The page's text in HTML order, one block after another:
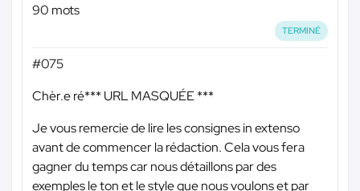
90 mots
TERMINÉ
#075
Chèr.e ré*** URL MASQUÉE ***
Je vous remercie de lire les consignes in extenso
avant de commencer la rédaction. Cela vous fera
gagner du temps car nous détaillons par des
exemples le ton et le style que nous voulons et par